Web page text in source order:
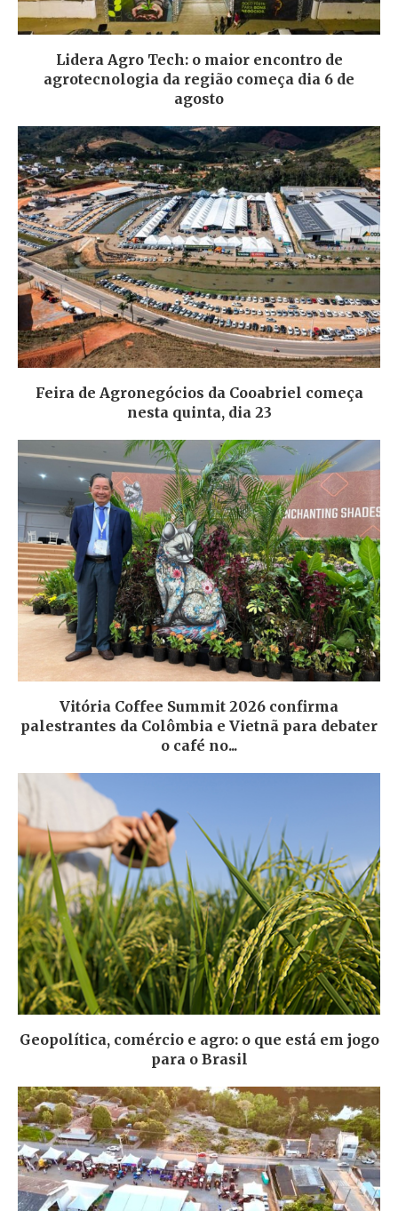
Lidera Agro Tech: o maior encontro de
agrotecnologia da região começa dia 6 de
agosto
Feira de Agronegócios da Cooabriel começa
nesta quinta, dia 23
Vitória Coffee Summit 2026 confirma
palestrantes da Colômbia e Vietnã para debater
o café no...
Geopolítica, comércio e agro: o que está em jogo
para o Brasil